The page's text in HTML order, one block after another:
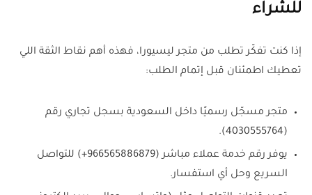
للشراء
إذا كنت تفكّر تطلب من متجر ليسيورا، فهذه أهم نقاط الثقة اللي
تعطيك اطمئنان قبل إتمام الطلب:
متجر مسجّل رسميًا داخل السعودية بسجل تجاري رقم
(4030555764).
يوفر رقم خدمة عملاء مباشر (966565886879+) للتواصل
السريع وحل أي استفسار.